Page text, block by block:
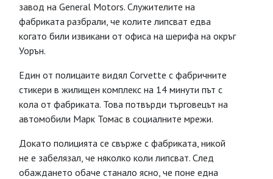
завод на General Motors. Служителите на
фабриката разбрали, че колите липсват едва
когато били извикани от офиса на шерифа на окръг
Уорън.
Един от полицаите видял Corvette с фабричните
стикери в жилищен комплекс на 14 минути път с
кола от фабриката. Това потвърди търговецът на
автомобили Марк Томас в социалните мрежи.
Докато полицията се свърже с фабриката, никой
не е забелязал, че няколко коли липсват. След
обаждането обаче станало ясно, че поне една